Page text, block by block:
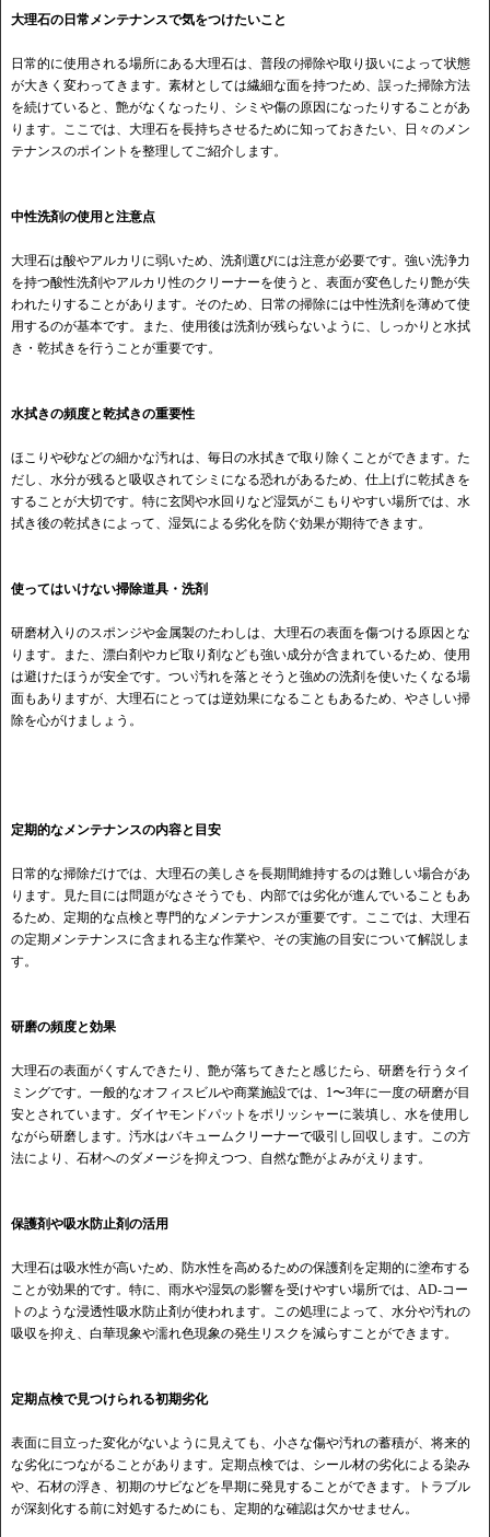
大理石の日常メンテナンスで気をつけたいこと
日常的に使用される場所にある大理石は、普段の掃除や取り扱いによって状態
が大きく変わってきます。素材としては繊細な面を持つため、誤った掃除方法
を続けていると、艶がなくなったり、シミや傷の原因になったりすることがあ
ります。ここでは、大理石を長持ちさせるために知っておきたい、日々のメン
テナンスのポイントを整理してご紹介します。
中性洗剤の使用と注意点
大理石は酸やアルカリに弱いため、洗剤選びには注意が必要です。強い洗浄力
を持つ酸性洗剤やアルカリ性のクリーナーを使うと、表面が変色したり艶が失
われたりすることがあります。そのため、日常の掃除には中性洗剤を薄めて使
用するのが基本です。また、使用後は洗剤が残らないように、しっかりと水拭
き・乾拭きを行うことが重要です。
水拭きの頻度と乾拭きの重要性
ほこりや砂などの細かな汚れは、毎日の水拭きで取り除くことができます。た
だし、水分が残ると吸収されてシミになる恐れがあるため、仕上げに乾拭きを
することが大切です。特に玄関や水回りなど湿気がこもりやすい場所では、水
拭き後の乾拭きによって、湿気による劣化を防ぐ効果が期待できます。
使ってはいけない掃除道具・洗剤
研磨材入りのスポンジや金属製のたわしは、大理石の表面を傷つける原因とな
ります。また、漂白剤やカビ取り剤なども強い成分が含まれているため、使用
は避けたほうが安全です。つい汚れを落とそうと強めの洗剤を使いたくなる場
面もありますが、大理石にとっては逆効果になることもあるため、やさしい掃
除を心がけましょう。
定期的なメンテナンスの内容と目安
日常的な掃除だけでは、大理石の美しさを長期間維持するのは難しい場合があ
ります。見た目には問題がなさそうでも、内部では劣化が進んでいることもあ
るため、定期的な点検と専門的なメンテナンスが重要です。ここでは、大理石
の定期メンテナンスに含まれる主な作業や、その実施の目安について解説しま
す。
研磨の頻度と効果
大理石の表面がくすんできたり、艶が落ちてきたと感じたら、研磨を行うタイ
ミングです。一般的なオフィスビルや商業施設では、1〜3年に一度の研磨が目
安とされています。ダイヤモンドパットをポリッシャーに装填し、水を使用し
ながら研磨します。汚水はバキュームクリーナーで吸引し回収します。この方
法により、石材へのダメージを抑えつつ、自然な艶がよみがえります。
保護剤や吸水防止剤の活用
大理石は吸水性が高いため、防水性を高めるための保護剤を定期的に塗布する
ことが効果的です。特に、雨水や湿気の影響を受けやすい場所では、AD-コー
トのような浸透性吸水防止剤が使われます。この処理によって、水分や汚れの
吸収を抑え、白華現象や濡れ色現象の発生リスクを減らすことができます。
定期点検で見つけられる初期劣化
表面に目立った変化がないように見えても、小さな傷や汚れの蓄積が、将来的
な劣化につながることがあります。定期点検では、シール材の劣化による染み
や、石材の浮き、初期のサビなどを早期に発見することができます。トラブル
が深刻化する前に対処するためにも、定期的な確認は欠かせません。